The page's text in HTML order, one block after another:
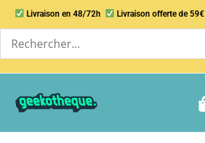
Livraison en 48/72h Livraison offerte de 59€